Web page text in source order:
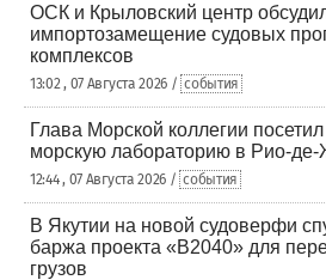
ОСК и Крыловский центр
импортозамещение судовых
комплексов
13:02 , 07 Августа 2026 / события
Глава Морской коллегии
морскую лабораторию в Рио-
12:44 , 07 Августа 2026 / события
В Якутии на новой судоверфи
баржа проекта «В2040» для
грузов